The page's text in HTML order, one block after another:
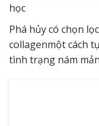
học
Phá hủy có chọn
collagenmột cách
tình trạng nám